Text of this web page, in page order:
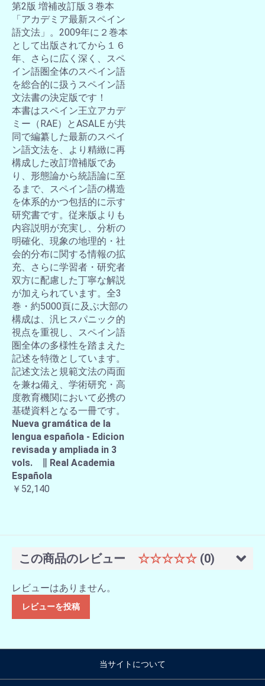
第2版 増補改訂版３巻本
「アカデミア最新スペイン
語文法」。2009年に２巻本
として出版されてから１６
年、さらに広く深く、スペ
イン語圏全体のスペイン語
を総合的に扱うスペイン語
文法書の決定版です！
本書はスペイン王立アカデ
ミー（RAE）とASALE が共
同で編纂した最新のスペイ
ン語文法を、より精緻に再
構成した改訂増補版であ
り、形態論から統語論に至
るまで、スペイン語の構造
を体系的かつ包括的に示す
研究書です。従来版よりも
内容説明が充実し、分析の
明確化、現象の地理的・社
会的分布に関する情報の拡
充、さらに学習者・研究者
双方に配慮した丁寧な解説
が加えられています。全3
巻・約5000頁に及ぶ大部の
構成は、汎ヒスパニック的
視点を重視し、スペイン語
圏全体の多様性を踏まえた
記述を特徴としています。
記述文法と規範文法の両面
を兼ね備え、学術研究・高
度教育機関において必携の
基礎資料となる一冊です。
Nueva gramática de la
lengua española - Edicion
revisada y ampliada in 3
vols. ∥ Real Academia
Española
￥52,140
この商品のレビュー ☆☆☆☆☆ (0)
レビューはありません。
レビューを投稿
当サイトについて